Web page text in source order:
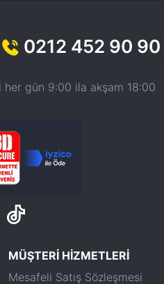
0212 452 90 90
gün 9:00 ila akşam 18:00
MÜŞTERİ HİZMETLERİ
Mesafeli Satış Sözleşmesi